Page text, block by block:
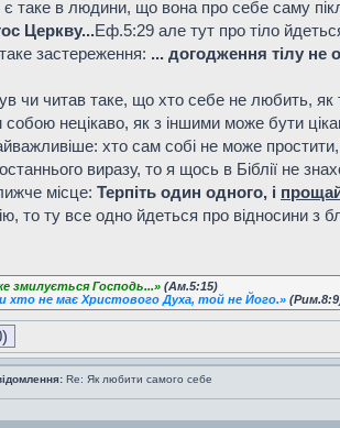
є таке в людини, що вона про себе саму
Церкву...Еф.5:29 але тут про тіло
застереження: ... догодження тілу не
чи читав таке, що хто себе не любить,
нецікаво, як з іншими може бути
хто сам собі не може
виразу, то я щось в Біблії не
місце: Терпіть один одного, і
то ту все одно йдеться про відносини з
змилується Господь...» (Ам.5:15)
хто не має Христового Духа, той не Його.»
Re: Як любити самого себе